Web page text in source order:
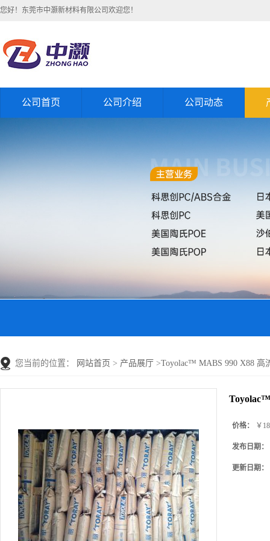
您好！东莞市中灏新材料有限公司欢迎您！
公司首页 公司介绍 公司动态
您当前的位置： 网站首页 > 产品展厅 >Toyolac™ MABS 990 X88 高
价格： ￥
发布日期：
更新日期：